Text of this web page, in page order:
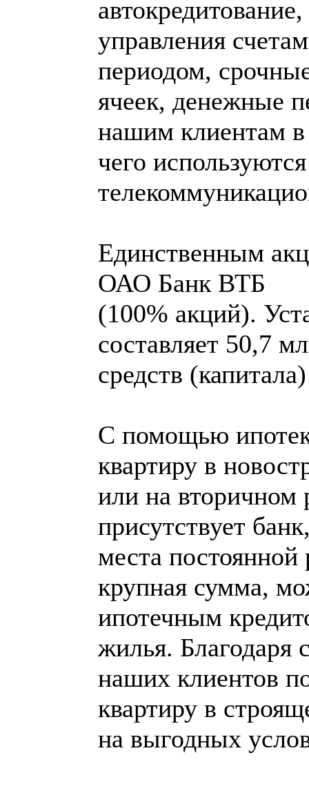
управления
периодом,
ячеек, денежные
нашим клиентам в
чего
Единственным
ОАО Банк ВТБ
(100% акций).
составляет 50,7
средств
С помощью
квартиру в
или на вторичном
присутствует
места
крупная сумма,
ипотечным
жилья. Благодаря
наших клиентов
квартиру в
на выгодных